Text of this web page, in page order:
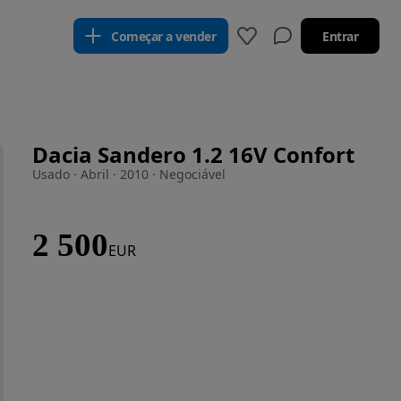
Começar a vender Entrar
Dacia Sandero 1.2 16V Confort
Usado · Abril · 2010 · Negociável
2 500EUR